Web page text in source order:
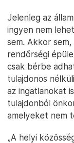
Jelenleg az
ingyen nem
sem. Akkor
rendőrségi
csak bérbe
tulajdonos
az ingatlanokat
tulajdonból
amelyeket nem
„A helyi